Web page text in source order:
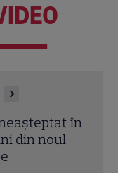
de ani.
era celebru